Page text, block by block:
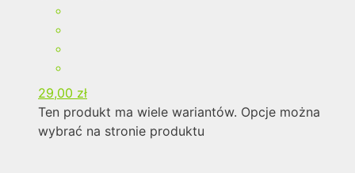
29,00 zł
Ten produkt ma wiele wariantów. Opcje można
wybrać na stronie produktu